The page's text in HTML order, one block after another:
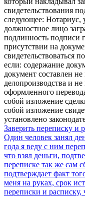
свидетельствования
следующее: Нотариус,
должностное лицо
подлинность подписи
присутствии на
свидетельствоваться
если: содержание
документ составлен
делопроизводства и
оформленного
собой изложение
собой изложение
установлено
Заверить переписку и
Один человек занял
года я веду с ним
что взял деньги,
переписке так же сам
подтверждает факт
меня на руках, срок
переписки и расписку,